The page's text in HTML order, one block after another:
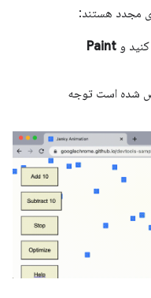
مجدد هستند:
کنید و Paint
شده است توجه